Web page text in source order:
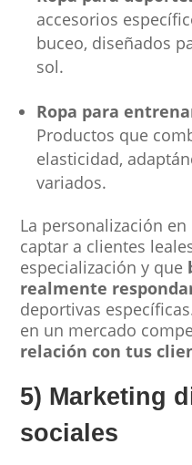
accesorios
buceo, diseñados
sol.
Ropa para
Productos que
elasticidad,
variados.
La personalización
captar a clientes
especialización y que
realmente
deportivas
en un mercado
relación con tus
5) Marketing
sociales